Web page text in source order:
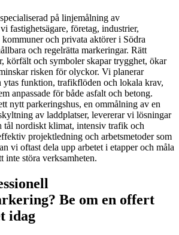
på linjemålning av
fastighetsägare, företag, industrier,
kommuner och privata aktörer i Södra
och regelrätta markeringar. Rätt
körfält och symboler skapar trygghet, ökar
risken för olyckor. Vi planerar
ytas funktion, trafikflöden och lokala krav,
anpassade för både asfalt och betong.
nytt parkeringshus, en ommålning av en
av laddplatser, levererar vi lösningar
tål nordiskt klimat, intensiv trafik och
projektledning och arbetsmetoder som
vi oftast dela upp arbetet i etapper och måla
störa verksamheten.
Be om en offert
idag